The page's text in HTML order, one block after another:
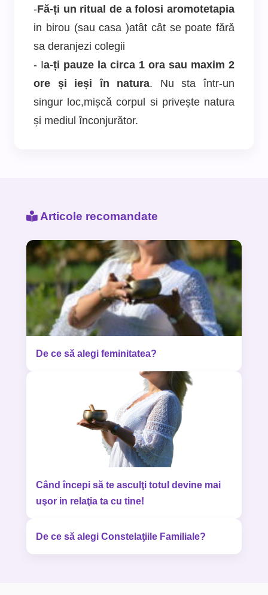
-Fă-ți un ritual de a folosi aromotetapia
in birou (sau casa )atât cât se poate fără
sa deranjezi colegii
- Ia-ți pauze la circa 1 ora sau maxim 2
ore și ieși în natura. Nu sta într-un
singur loc,mișcă corpul si privește natura
și mediul înconjurător.
Articole recomandate
De ce să alegi feminitatea?
Când începi să te asculţi totul devine mai
uşor in relaţia ta cu tine!
De ce să alegi Constelaţiile Familiale?